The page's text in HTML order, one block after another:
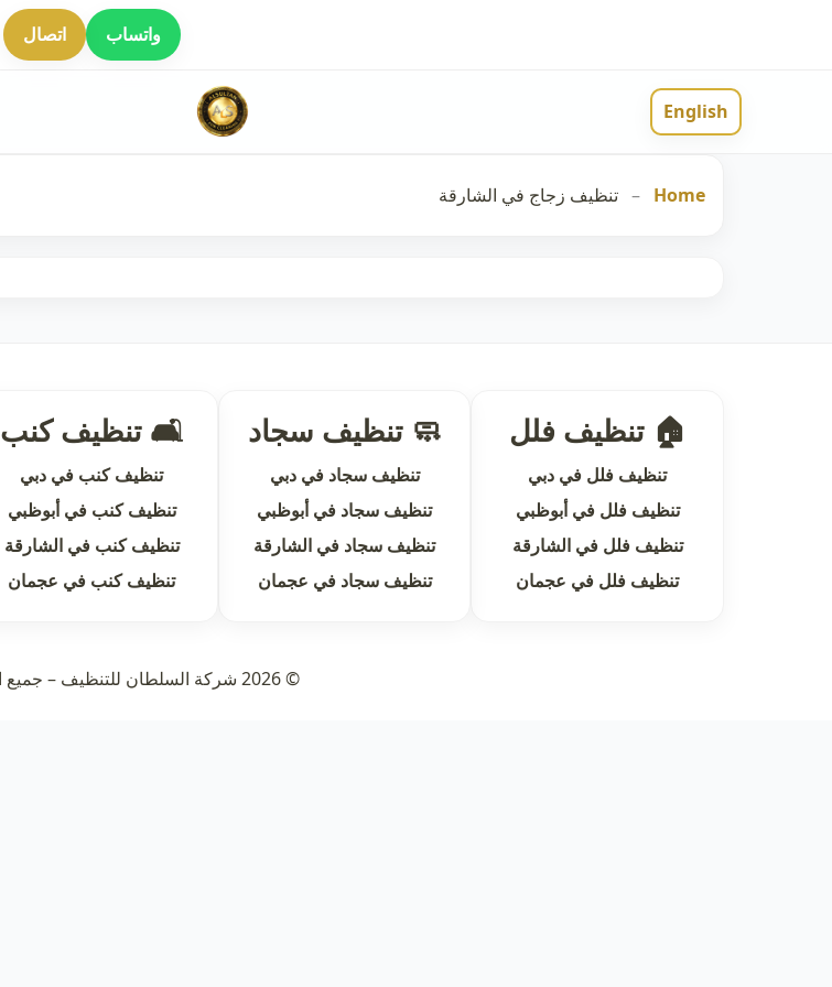
واتساب اتصال
English
Home
– تنظيف زجاج في الشارقة
🏠 تنظيف فلل
تنظيف فلل في دبي
تنظيف فلل في أبوظبي
تنظيف فلل في الشارقة
تنظيف فلل في عجمان
🧼 تنظيف سجاد
تنظيف سجاد في دبي
تنظيف سجاد في أبوظبي
تنظيف سجاد في الشارقة
تنظيف سجاد في عجمان
🛋 تنظيف كنب
تنظيف كنب في دبي
تنظيف كنب في أبوظبي
تنظيف كنب في الشارقة
تنظيف كنب في عجمان
© 2026 شركة السلطان للتنظيف – جميع الحقوق محفوظة